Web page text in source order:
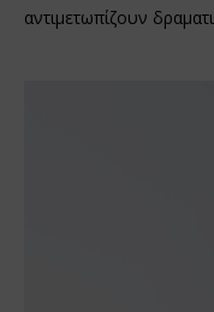
αντιμετωπίζουν